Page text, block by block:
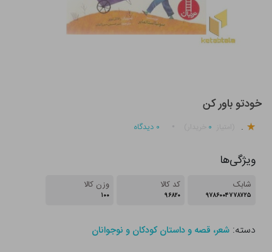
خودتو باور کن
. ۰ ۰ دیدگاه
ویژگی‌ها
شابک
۹۷۸۶۰۰۴۷۷۸۷۲۵
کد کالا
۹۶۸۲۰
وزن کالا
۱۰۰
دسته:شعر، قصه و داستان کودکان و نوجوانان